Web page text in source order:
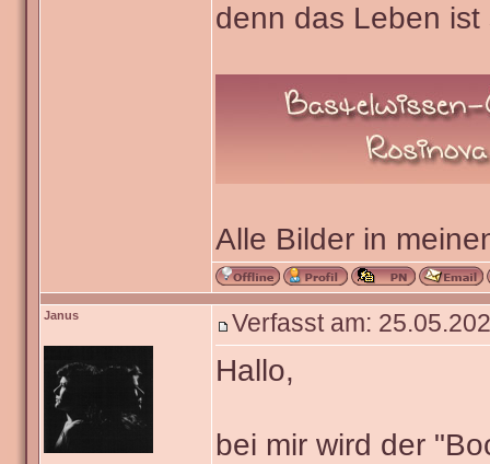
denn das Leben
Alle Bilder in
Janus Verfasst am:
Hallo,
bei mir wird der